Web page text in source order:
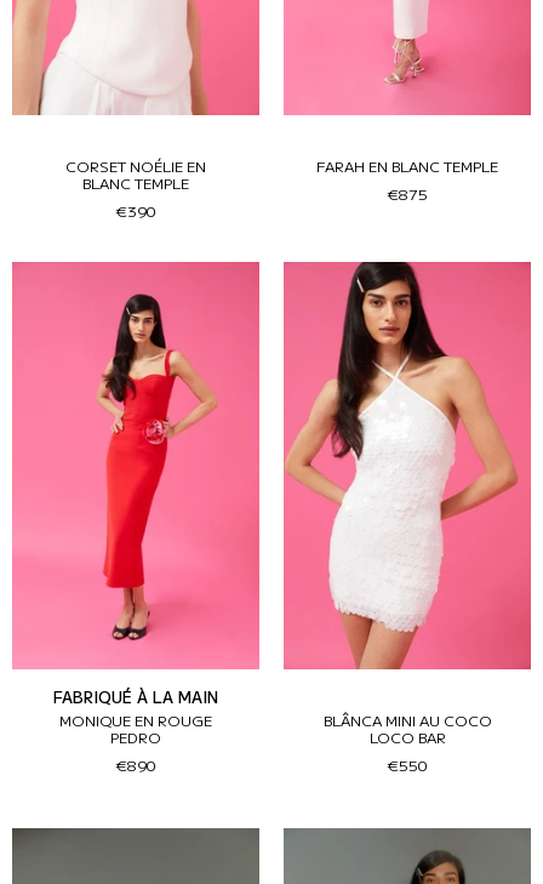
CORSET NOÉLIE EN
BLANC TEMPLE
€390
FARAH EN BLANC TEMPLE
€875
FABRIQUÉ À LA MAIN
MONIQUE EN ROUGE
PEDRO
€890
BLÂNCA MINI AU COCO
LOCO BAR
€550